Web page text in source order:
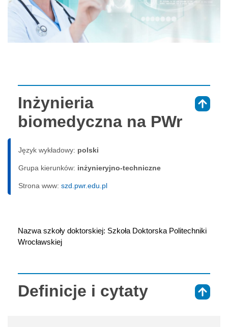
Inżynieria
biomedyczna na PWr
Język wykładowy: polski
Grupa kierunków: inżynieryjno-techniczne
Strona www: szd.pwr.edu.pl
Nazwa szkoły doktorskiej: Szkoła Doktorska Politechniki
Wrocławskiej
Definicje i cytaty